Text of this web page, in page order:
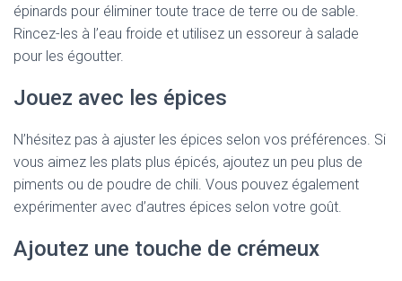
épinards pour éliminer toute trace de terre ou de sable.
Rincez-les à l’eau froide et utilisez un essoreur à salade
pour les égoutter.
Jouez avec les épices
N’hésitez pas à ajuster les épices selon vos préférences. Si
vous aimez les plats plus épicés, ajoutez un peu plus de
piments ou de poudre de chili. Vous pouvez également
expérimenter avec d’autres épices selon votre goût.
Ajoutez une touche de crémeux